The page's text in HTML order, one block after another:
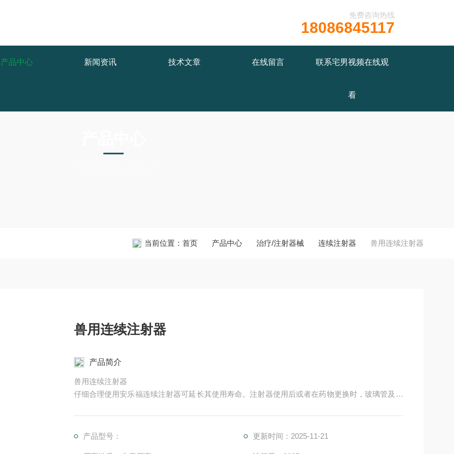
免费咨询热线
18086845117
产品中心 新闻资讯 技术文章 在线留言 联系宅男视频在线观
看
当前位置： 首页 产品中心 治疗/注射器械 连续注射器 兽用连续注射器
兽用连续注射器
产品简介
兽用连续注射器
仔细合理使用安乐福连续注射器可延长其使用寿命。注射器使用后或者在药物更换时，玻璃管及药
产品型号： 更新时间：2025-11-21